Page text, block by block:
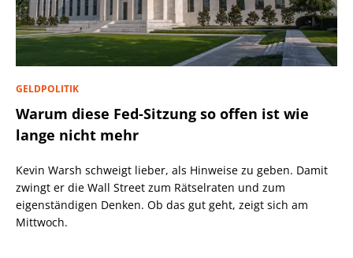
GELDPOLITIK
Warum diese Fed-Sitzung so offen ist wie
lange nicht mehr
Kevin Warsh schweigt lieber, als Hinweise zu geben. Damit
zwingt er die Wall Street zum Rätselraten und zum
eigenständigen Denken. Ob das gut geht, zeigt sich am
Mittwoch.